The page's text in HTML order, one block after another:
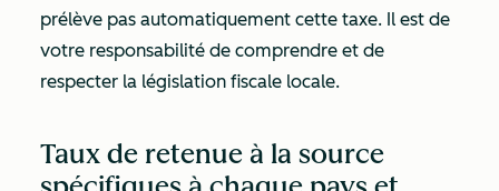
prélève pas automatiquement cette taxe. Il est de
votre responsabilité de comprendre et de
respecter la législation fiscale locale.
Taux de retenue à la source